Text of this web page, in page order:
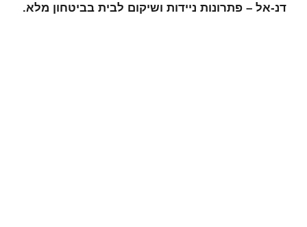
דנ-אל – פתרונות ניידות ושיקום לבית בביטחון מלא.